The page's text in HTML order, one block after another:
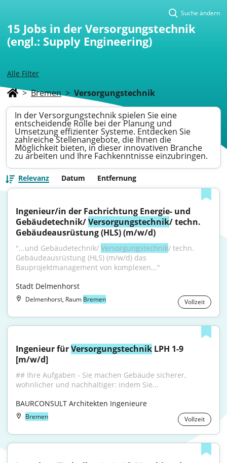
Alle Filter
Suche ändern
15 Jobs in der Versorgungstechnik
(engl.: Supply Engineering)
> Bremen > Versorgungstechnik
In der Versorgungstechnik spielen Sie eine
entscheidende Rolle bei der Planung und
Umsetzung effizienter Systeme. Entdecken Sie
zahlreiche Stellenangebote, die Ihnen die
Möglichkeit bieten, in dieser innovativen Branche
zu arbeiten und Ihre Fachkenntnisse einzubringen.
Relevanz Datum Entfernung
Ingenieur/in der Fachrichtung Energie- und
Gebäudetechnik/ Versorgungstechnik/ techn.
Gebäudeausrüstung (HLS) (m/w/d)
"...und Gebäudetechnik/ Versorgungstechnik/ techn.
Gebäudeausrüstung (HLS) (m/w/d) das
Bauprojektmanagement von komplexen..."
Stadt Delmenhorst
Delmenhorst, Raum Bremen Vollzeit
Ingenieur für Versorgungstechnik LPH 1-9
[m/w/d]
## Ihre Aufgaben - Sie machen Gebäude sicherer,
wohnlicher und nachhaltiger: indem Sie...
BAURCONSULT Architekten Ingenieure
Bremen Vollzeit